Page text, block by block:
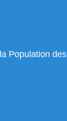
Population des